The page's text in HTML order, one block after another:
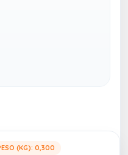
(KG): 0,300